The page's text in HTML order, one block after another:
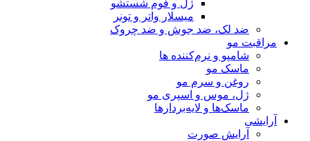
ژل و فوم شستشو
میسلار واتر و تونر
ضد لک، ضد جوش و ضد چروک
مراقبت مو
شامپو و نرم‌کننده ها
ماسک مو
روغن و سرم مو
ژل، موس و اسپری مو
ماسک‌ها و لایه‌بردارها
آرایشی
آرایش صورت